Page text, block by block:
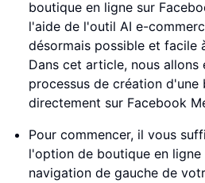
boutique en ligne sur
l'aide de l'outil AI e-
désormais possible et facile
Dans cet article, nous allons
processus de création d'une
directement sur Facebook
Pour commencer, il vous
l'option de boutique en ligne
navigation de gauche de